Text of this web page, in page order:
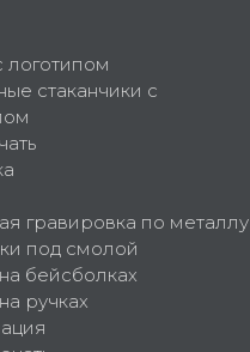
логотипом
стаканчики с
гравировка по металлу
под смолой
бейсболках
ручках